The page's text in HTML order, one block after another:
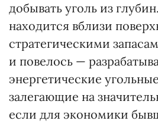
добывать уголь из
находится вблизи
стратегическими
и повелось —
энергетические
залегающие на
если для экономики